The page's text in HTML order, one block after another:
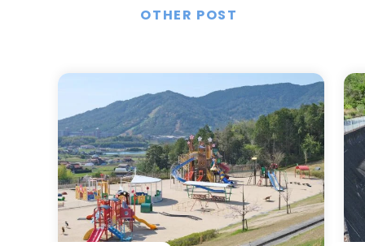
OTHER POST